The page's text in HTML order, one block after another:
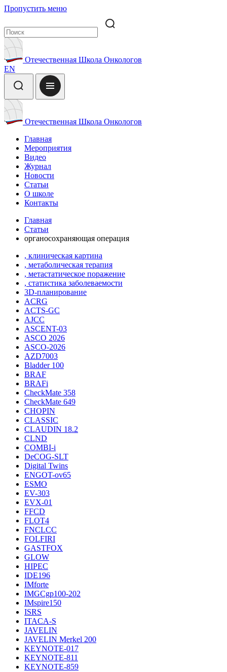
Пропустить меню
Отечественная Школа Онкологов
EN
Отечественная Школа Онкологов
Главная
Мероприятия
Видео
Журнал
Новости
Статьи
О школе
Контакты
Главная
Статьи
органосохраняющая операция
, клиническая картина
, метаболическая терапия
, метастатическое поражение
, статистика заболеваемости
3D-планирование
ACRG
ACTS-GC
AJCC
ASCENT-03
ASCO 2026
ASCO-2026
AZD7003
Bladder 100
BRAF
BRAFi
CheckMate 358
CheckMate 649
CHOPIN
CLASSIС
CLAUDIN 18.2
CLND
COMBI-i
DeCOG-SLT
Digital Twins
ENGOT-ov65
ESMO
EV-303
EVX-01
FFCD
FLOT4
FNCLCC
FOLFIRI
GASTFOX
GLOW
HIPEC
IDE196
IMforte
IMGCgp100-202
IMspire150
ISRS
ITACA-S
JAVELIN
JAVELIN Merkel 200
KEYNOTE-017
KEYNOTE-811
KEYNOTE-859